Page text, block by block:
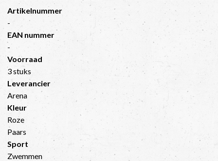
Artikelnummer
-
EAN nummer
-
Voorraad
3 stuks
Leverancier
Arena
Kleur
Roze
Paars
Sport
Zwemmen